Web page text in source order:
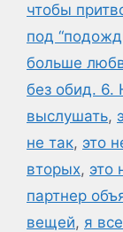
чтобы
под
больше
без обид. 6.
выслушать,
не так, это
вторых, это
партнер
вещей, я